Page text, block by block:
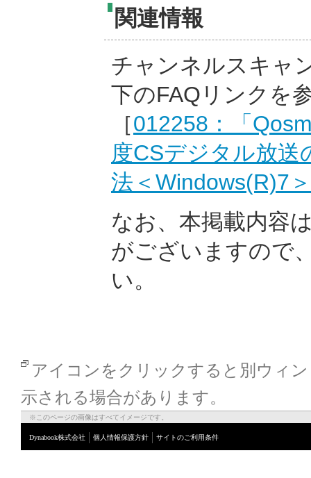
関連情報
チャンネルスキャ
下のFAQリンクを
［012258：「
度CSデジタル放
法＜Windows(R)7＞
なお、本掲載内容
がございますので
い。
アイコンをクリックすると別ウィ
示される場合があります。
※このページの画像はすべてイメージです。
Dynabook株式会社 個人情報保護方針 サイトのご利用条件